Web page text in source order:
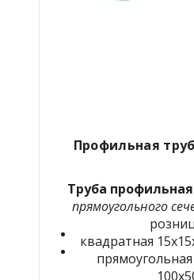
Профильная
Труба профильная
прямоугольного
квадратная